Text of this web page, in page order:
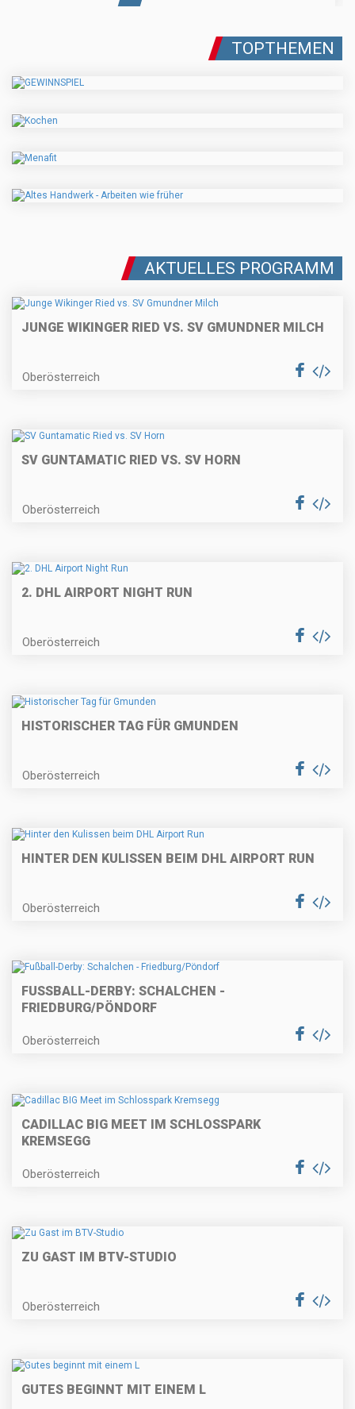
TOPTHEMEN
AKTUELLES PROGRAMM
JUNGE WIKINGER RIED VS. SV GMUNDNER MILCH
Oberösterreich
SV GUNTAMATIC RIED VS. SV HORN
Oberösterreich
2. DHL AIRPORT NIGHT RUN
Oberösterreich
HISTORISCHER TAG FÜR GMUNDEN
Oberösterreich
HINTER DEN KULISSEN BEIM DHL AIRPORT RUN
Oberösterreich
FUSSBALL-DERBY: SCHALCHEN - F
RIEDBURG/PÖNDORF
Oberösterreich
CADILLAC BIG MEET IM SCHLOSSPARK
KREMSEGG
Oberösterreich
ZU GAST IM BTV-STUDIO
Oberösterreich
GUTES BEGINNT MIT EINEM L